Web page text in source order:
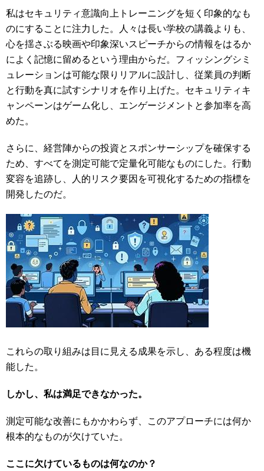
私はセキュリティ意識向上トレーニングを短く印象的なも
のにすることに注力した。人々は長い学校の講義よりも、
心を揺さぶる映画や印象深いスピーチからの情報をはるか
によく記憶に留めるという理由からだ。フィッシングシミ
ュレーションは可能な限りリアルに設計し、従業員の判断
と行動を真に試すシナリオを作り上げた。セキュリティキ
ャンペーンはゲーム化し、エンゲージメントと参加率を高
めた。
さらに、経営陣からの投資とスポンサーシップを確保する
ため、すべてを測定可能で定量化可能なものにした。行動
変容を追跡し、人的リスク要因を可視化するための指標を
開発したのだ。
これらの取り組みは目に見える成果を示し、ある程度は機
能した。
しかし、私は満足できなかった。
測定可能な改善にもかかわらず、このアプローチには何か
根本的なものが欠けていた。
ここに欠けているものは何なのか？